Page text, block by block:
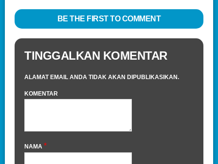
BE THE FIRST TO COMMENT
TINGGALKAN KOMENTAR
ALAMAT EMAIL ANDA TIDAK AKAN DIPUBLIKASIKAN.
KOMENTAR
NAMA *